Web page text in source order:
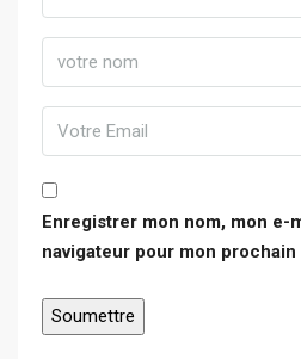
Enregistrer mon nom, mon e-
navigateur pour mon